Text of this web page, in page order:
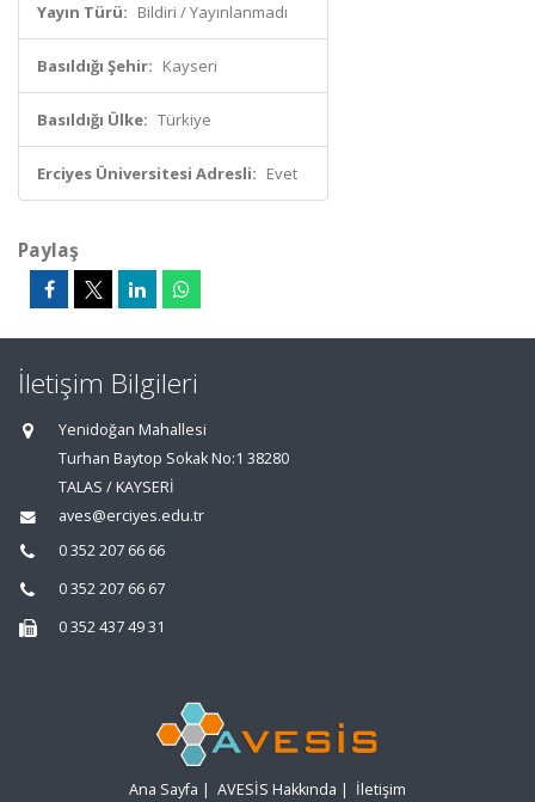
Yayın Türü: Bildiri / Yayınlanmadı
Basıldığı Şehir: Kayseri
Basıldığı Ülke: Türkiye
Erciyes Üniversitesi Adresli: Evet
Paylaş
İletişim Bilgileri
Yenidoğan Mahallesi
Turhan Baytop Sokak No:1 38280
TALAS / KAYSERİ
aves@erciyes.edu.tr
0 352 207 66 66
0 352 207 66 67
0 352 437 49 31
Ana Sayfa | AVESİS Hakkında | İletişim